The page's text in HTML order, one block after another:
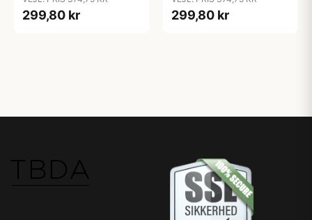
299,80 kr 299,80 kr